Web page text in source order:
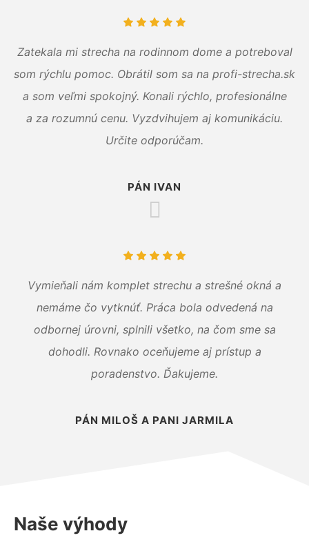
Zatekala mi strecha na rodinnom dome a potreboval
som rýchlu pomoc. Obrátil som sa na profi-strecha.sk
a som veľmi spokojný. Konali rýchlo, profesionálne
a za rozumnú cenu. Vyzdvihujem aj komunikáciu.
Určite odporúčam.
PÁN IVAN
Vymieňali nám komplet strechu a strešné okná a
nemáme čo vytknúť. Práca bola odvedená na
odbornej úrovni, splnili všetko, na čom sme sa
dohodli. Rovnako oceňujeme aj prístup a
poradenstvo. Ďakujeme.
PÁN MILOŠ A PANI JARMILA
Naše výhody